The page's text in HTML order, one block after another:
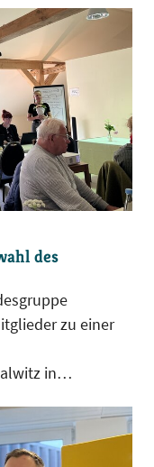
auf
zu
vorn zu
des
zu einer
in